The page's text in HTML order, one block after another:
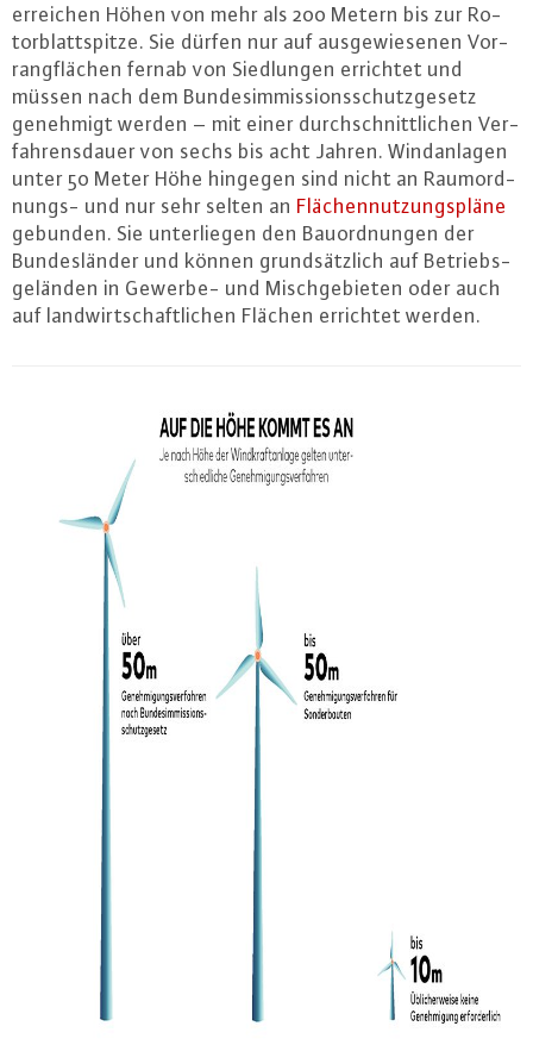
erreichen Höhen von mehr als 200 Metern bis zur Ro­
tor­blatt­spit­ze. Sie dürfen nur auf aus­ge­wie­se­nen Vor­
rang­flä­chen fernab von Sied­lun­gen errichtet und
müssen nach dem Bun­des­im­mis­si­ons­schutz­ge­setz
genehmigt werden – mit einer durch­schnitt­li­chen Ver­
fah­rens­dau­er von sechs bis acht Jahren. Wind­an­la­gen
unter 50 Meter Höhe hingegen sind nicht an Raum­ord­
nungs- und nur sehr selten an Flä­chen­nut­zungs­plä­ne
gebunden. Sie un­ter­lie­gen den Bau­ord­nun­gen der
Bun­des­län­der und können grund­sätz­lich auf Be­triebs­
ge­län­den in Gewerbe- und Misch­ge­bie­ten oder auch
auf land­wirt­schaft­li­chen Flächen errichtet werden.